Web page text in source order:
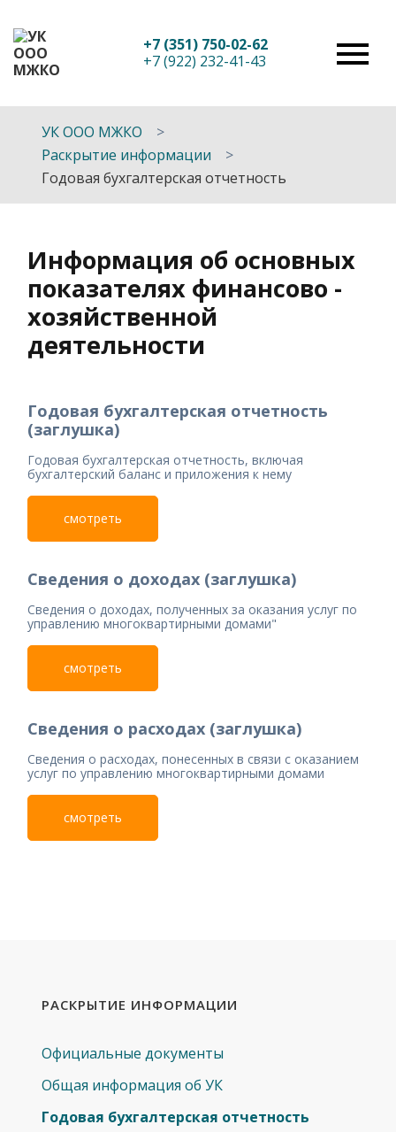
+7 (351) 750-02-62
+7 (922) 232-41-43
УК ООО МЖКО
Раскрытие информации
Годовая бухгалтерская отчетность
Информация об основных
показателях финансово -
хозяйственной
деятельности
Годовая бухгалтерская отчетность
(заглушка)
Годовая бухгалтерская отчетность, включая
бухгалтерский баланс и приложения к нему
смотреть
Сведения о доходах (заглушка)
Сведения о доходах, полученных за оказания услуг по
управлению многоквартирными домами"
смотреть
Сведения о расходах (заглушка)
Сведения о расходах, понесенных в связи с оказанием
услуг по управлению многоквартирными домами
смотреть
РАСКРЫТИЕ ИНФОРМАЦИИ
Официальные документы
Общая информация об УК
Годовая бухгалтерская отчетность